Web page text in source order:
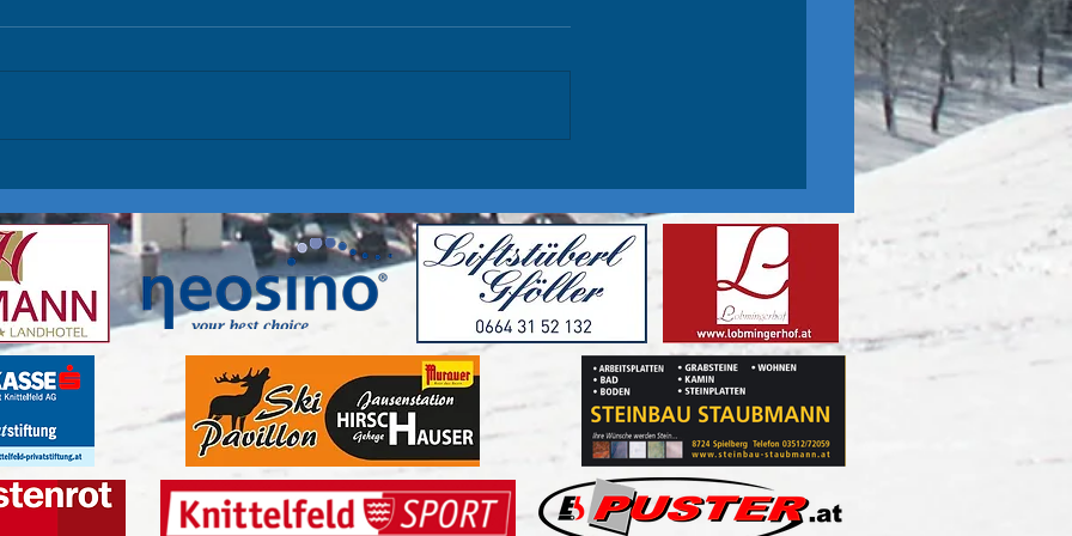
Zauchensee
sensationellen Plätzen 4 für Jakob
den ÖSV Schülertestrennen am...
Unsere Schüler sind auch im Slalom
P3 Paolo Nico leider NIZ im 2., aber